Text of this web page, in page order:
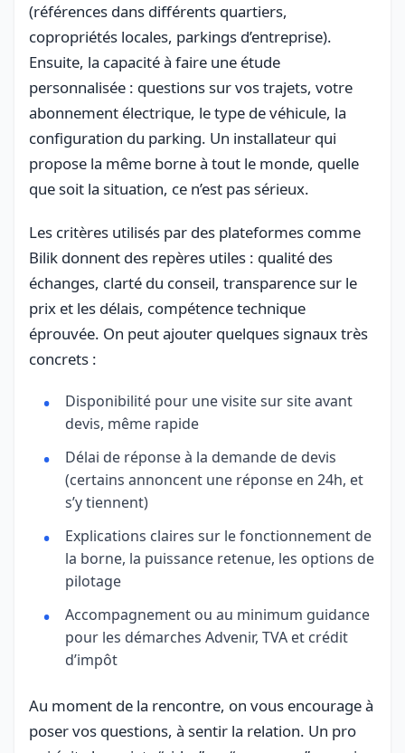
(références dans différents quartiers,
copropriétés locales, parkings d’entreprise).
Ensuite, la capacité à faire une étude
personnalisée : questions sur vos trajets, votre
abonnement électrique, le type de véhicule, la
configuration du parking. Un installateur qui
propose la même borne à tout le monde, quelle
que soit la situation, ce n’est pas sérieux.
Les critères utilisés par des plateformes comme
Bilik donnent des repères utiles : qualité des
échanges, clarté du conseil, transparence sur le
prix et les délais, compétence technique
éprouvée. On peut ajouter quelques signaux très
concrets :
Disponibilité pour une visite sur site avant
devis, même rapide
Délai de réponse à la demande de devis
(certains annoncent une réponse en 24h, et
s’y tiennent)
Explications claires sur le fonctionnement de
la borne, la puissance retenue, les options de
pilotage
Accompagnement ou au minimum guidance
pour les démarches Advenir, TVA et crédit
d’impôt
Au moment de la rencontre, on vous encourage à
poser vos questions, à sentir la relation. Un pro